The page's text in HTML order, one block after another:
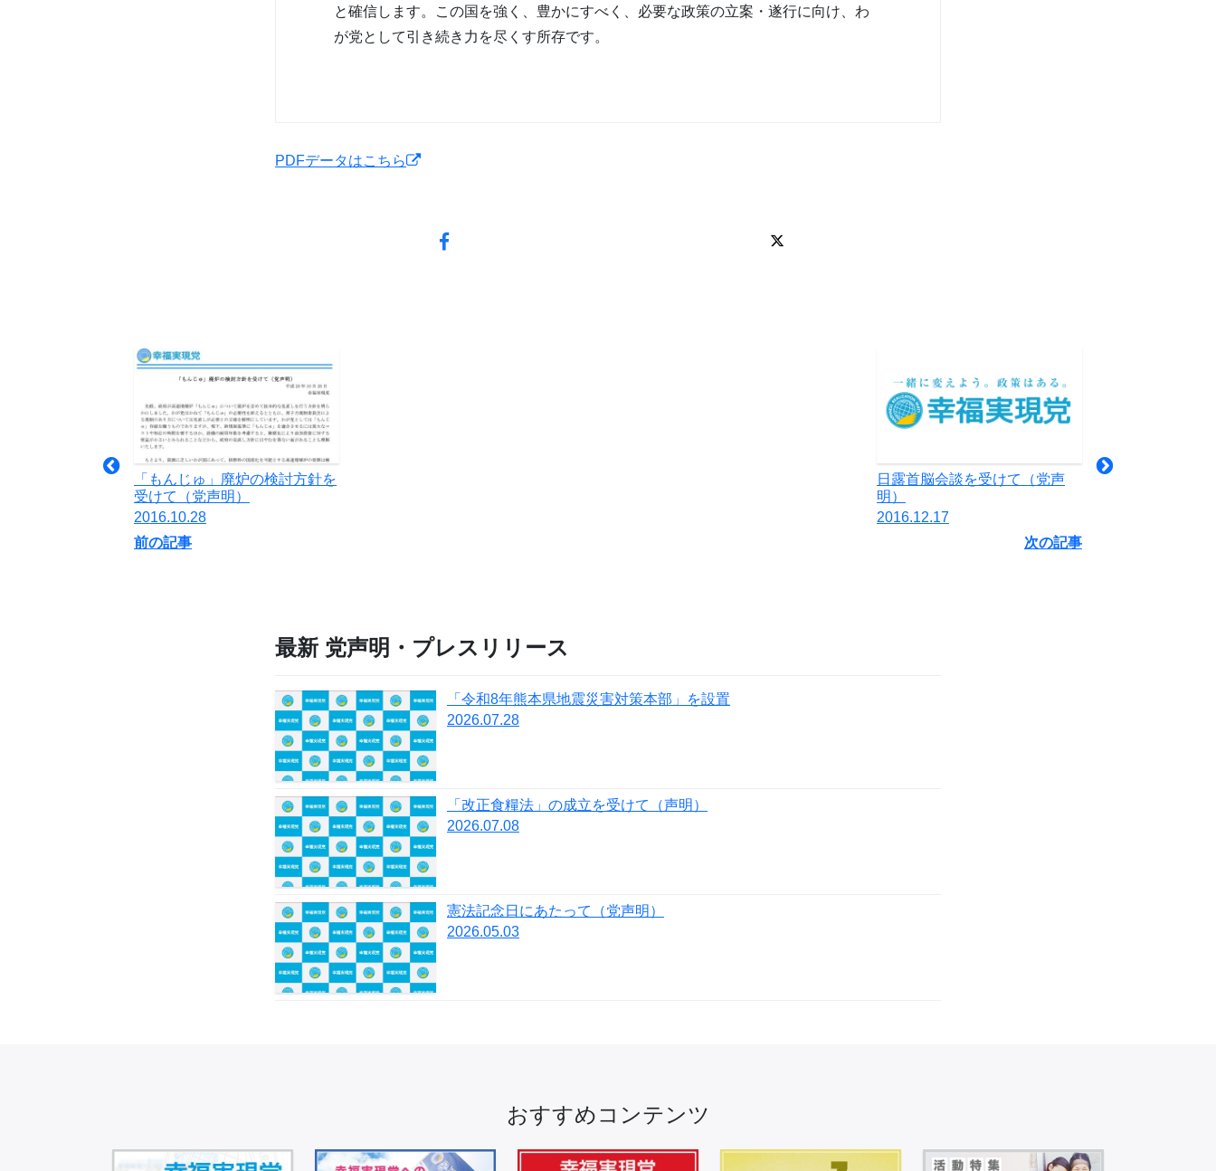
と確信します。この国を強く、豊かにすべく、必要な政策の立案・遂行に向け、わ
が党として引き続き力を尽くす所存です。
PDFデータはこちら
「もんじゅ」廃炉の検討方針を
受けて（党声明）
2016.10.28
前の記事
日露首脳会談を受けて（党声
明）
2016.12.17
次の記事
最新 党声明・プレスリリース
「令和8年熊本県地震災害対策本部」を設置
2026.07.28
「改正⾷糧法」の成⽴を受けて（声明）
2026.07.08
憲法記念日にあたって（党声明）
2026.05.03
おすすめコンテンツ